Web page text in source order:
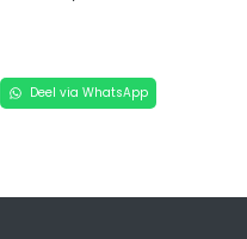
Deel via WhatsApp